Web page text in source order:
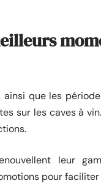
ainsi que les
sur les caves à
leur
pour